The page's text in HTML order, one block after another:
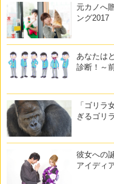
元カノへ
ング2017
あなたは
診断！～
「ゴリラ
ぎるゴリ
彼女への
アイディ